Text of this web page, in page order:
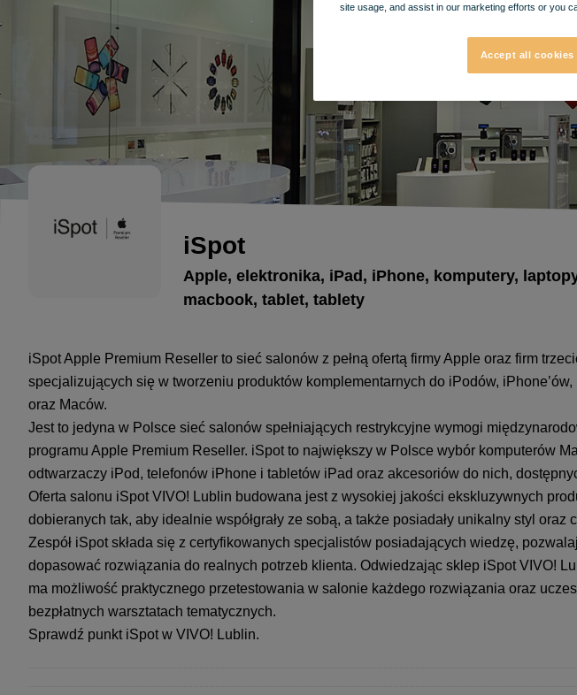
iSpot
Apple, elektronika, iPad, iPhone, komputery,
macbook, tablet, tablety
iSpot Apple Premium Reseller to sieć salonów z pełną ofertą firmy Apple oraz firm
specjalizujących się w tworzeniu produktów komplementarnych do iPodów,
oraz Maców.
Jest to jedyna w Polsce sieć salonów spełniających restrykcyjne wymogi
programu Apple Premium Reseller. iSpot to największy w Polsce wybór komputerów
odtwarzaczy iPod, telefonów iPhone i tabletów iPad oraz akcesoriów do nich,
Oferta salonu iSpot VIVO! Lublin budowana jest z wysokiej jakości ekskluzywnych
dobieranych tak, aby idealnie współgrały ze sobą, a także posiadały unikalny styl oraz
Zespół iSpot składa się z certyfikowanych specjalistów posiadających wiedzę,
dopasować rozwiązania do realnych potrzeb klienta. Odwiedzając sklep iSpot VIVO!
ma możliwość praktycznego przetestowania w salonie każdego rozwiązania oraz
bezpłatnych warsztatach tematycznych.
Sprawdź punkt iSpot w VIVO! Lublin.
site usage, and assist in our marketing efforts or you
Accept all cookies